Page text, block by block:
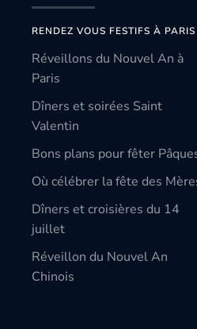
RENDEZ VOUS FESTIFS À PARIS
Réveillons du Nouvel An à
Paris
Dîners et soirées Saint
Valentin
Bons plans pour fêter
Où célébrer la fête des
Dîners et croisières du 14
juillet
Réveillon du Nouvel An
Chinois